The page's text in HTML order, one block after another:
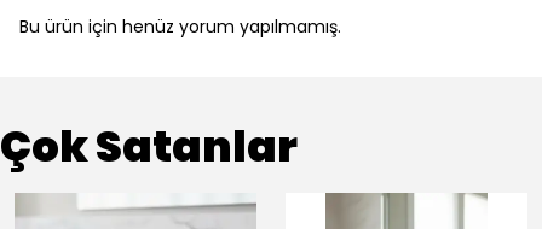
Bu ürün için henüz yorum yapılmamış.
Çok Satanlar